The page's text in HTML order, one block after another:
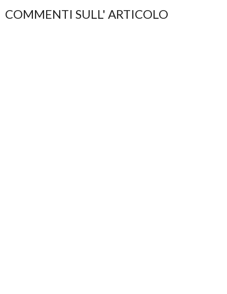
COMMENTI SULL' ARTICOLO